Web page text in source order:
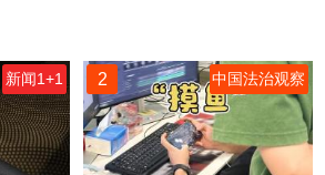
新闻1+1 2 中国法治观察